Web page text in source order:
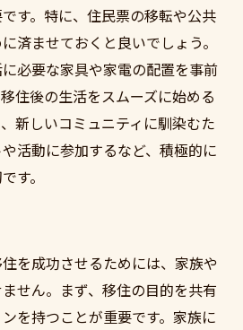
す。特に、住民票の移転や公共
済ませておくと良いでしょう。
必要な家具や家電の配置を事前
住後の生活をスムーズに始める
新しいコミュニティに馴染むた
活動に参加するなど、積極的に
す。
を成功させるためには、家族や
せん。まず、移住の目的を共有
を持つことが重要です。家族に